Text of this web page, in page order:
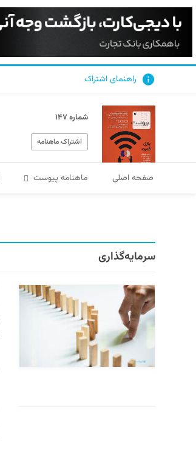
راهنمای اشتراک
شماره ۱۴۷
اشتراک ماهنامه
صفحه اصلی ماهنامه پیوست
سرمایه‌گذاری